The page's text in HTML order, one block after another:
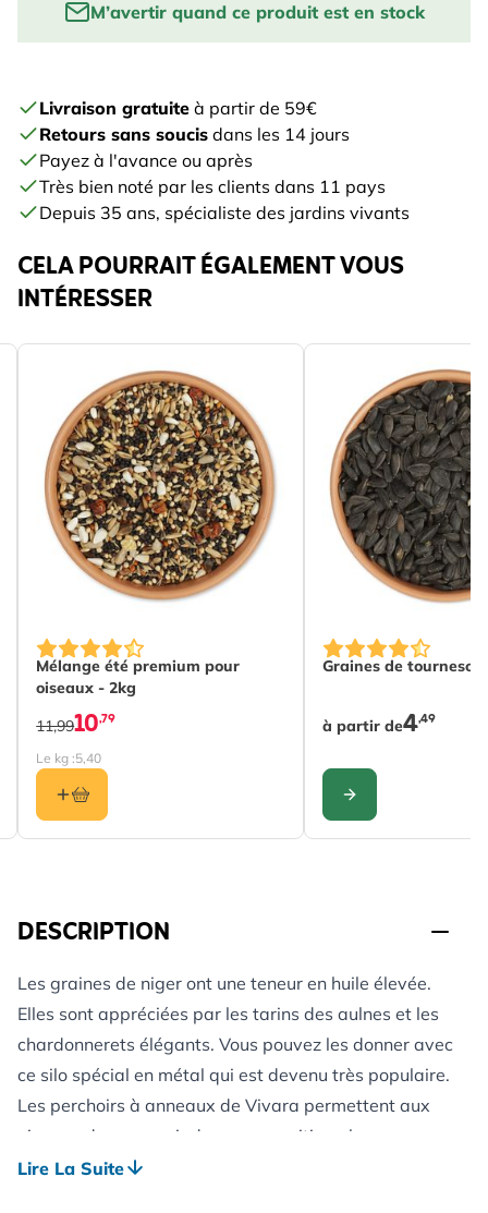
M’avertir quand ce produit est en stock
back in stock:
PRÉVENEZ-MOI
Livraison gratuite à partir de 59€
Retours sans soucis dans les 14 jours
Payez à l'avance ou après
Très bien noté par les clients dans 11 pays
Depuis 35 ans, spécialiste des jardins vivants
CELA POURRAIT ÉGALEMENT VOUS
INTÉRESSER
chosen on the product page
Mélange été premium pour
oiseaux - 2kg
10,79
11,99
Le kg :5,40
Graines de tournesol
The price depends
à partir de4,49
CONFIGURER
DESCRIPTION
Les graines de niger ont une teneur en huile élevée.
Elles sont appréciées par les tarins des aulnes et les
chardonnerets élégants. Vous pouvez les donner avec
ce silo spécial en métal qui est devenu très populaire.
Les perchoirs à anneaux de Vivara permettent aux
oiseaux de se nourrir dans une position plus
confortable (la tête vers l’avant). Ils peuvent ainsi
Lire La Suite